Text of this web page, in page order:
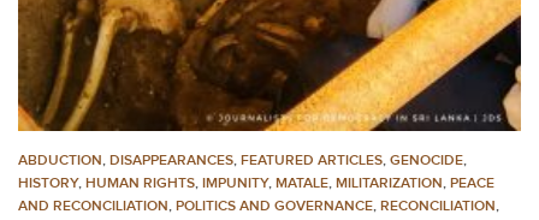
ABDUCTION, DISAPPEARANCES, FEATURED ARTICLES, GENOCIDE,
HISTORY, HUMAN RIGHTS, IMPUNITY, MATALE, MILITARIZATION, PEACE
AND RECONCILIATION, POLITICS AND GOVERNANCE, RECONCILIATION,